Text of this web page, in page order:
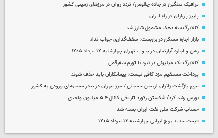
ترافیک سنگین در جاده چالوس/ تردد روان در مرزهای زمینی کشور
پاییز پرباران در راه ایران
کالابرگ سه دهک مشمول شارز شد
بازار اجاره مسکن در بن‌بست؛ سقف‌گذاری جواب نداد
رهن و اجاره آپارتمان در جنوب تهران چهارشنبه ۱۴ مرداد ۱۴۰۵
کالابرگ یک میلیونی در نبرد با تورم سه‌رقمی
پرداخت مستقیم مزد کافی نیست؛ پیمانکاران باید حذف شوند
موج بازگشت زائران اربعین حسینی / مرز مهران در صدر مسیرهای ورودی به کشور
بورس رشد کرد/ شکستن رکورد تاریخی کانال ۵.۴ میلیون واحدی
حساب‌ شرکت ملی نفت ایران بسته شد
قیمت جدید برنج ایرانی چهارشنبه ۱۴ مرداد ۱۴۰۵